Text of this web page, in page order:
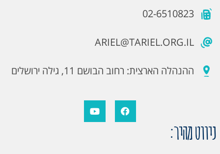
02-6510823
ARIEL@TARIEL.ORG.IL
ההנהלה הארצית: רחוב הבושם 11, גילה ירושלים
ניווט מהיר: